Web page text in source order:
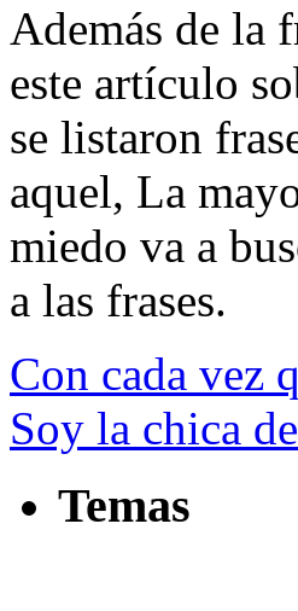
Además de la
este artículo
se listaron
aquel, La
miedo va a
a las frases.
Con cada vez
Soy la chica
Temas